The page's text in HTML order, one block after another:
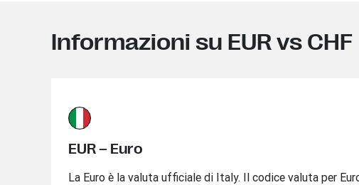
Informazioni su EUR vs CHF
EUR – Euro
La Euro è la valuta ufficiale di Italy. Il codice valuta per